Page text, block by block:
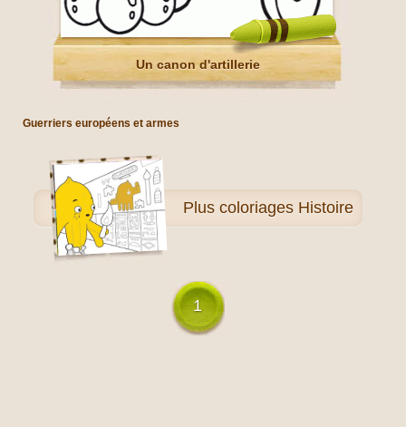
Un canon d'artillerie
Guerriers européens et armes
Plus coloriages Histoire
1